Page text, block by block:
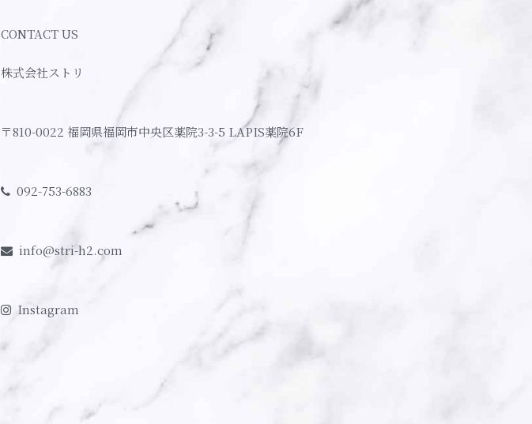
CONTACT US
株式会社ストリ
〒810-0022 福岡県福岡市中央区薬院3-3-5 LAPIS薬院6F
092-753-6883
info@stri-h2.com
Instagram